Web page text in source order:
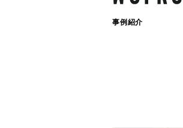
事例紹介